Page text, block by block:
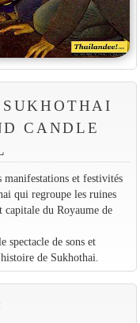
CANDLE
et festivités
qui regroupe les ruines
du Royaume de
de sons et
de Sukhothai.